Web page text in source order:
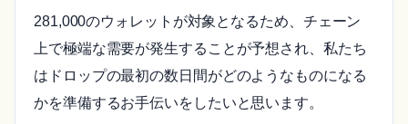
281,000のウォレットが対象となるため、チェーン
上で極端な需要が発生することが予想され、私たち
はドロップの最初の数日間がどのようなものになる
かを準備するお手伝いをしたいと思います。